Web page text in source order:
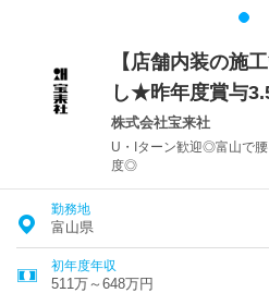
【店舗内装の施
し★昨年度賞与
株式会社宝来社
U・Iターン歓迎◎富山で
度◎
勤務地
富山県
初年度年収
511万～648万円